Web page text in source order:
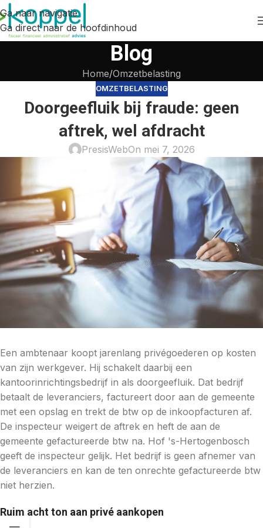
Ga naar navigatie
Ga direct naar de hoofdinhoud
Blog
Home Omzetbelasting
OMZETBELASTING
Doorgeefluik bij fraude: geen
aftrek, wel afdracht
PresisWebOn mei 7, 2026
Een ambtenaar koopt jarenlang privégoederen op kosten
van zijn werkgever. Hij schakelt daarbij een
kantoorinrichtingsbedrijf in als doorgeefluik. Dat bedrijf
betaalt de leveranciers, factureert door aan de gemeente
met een opslag en trekt de btw op de inkoopfacturen af.
De inspecteur weigert de aftrek en heft de aan de
gemeente gefactureerde btw na. Hof 's-Hertogenbosch
geeft de inspecteur gelijk. Het bedrijf is geen afnemer van
de leveranciers en kan de ten onrechte gefactureerde btw
niet herzien.
Ruim acht ton aan privé aankopen